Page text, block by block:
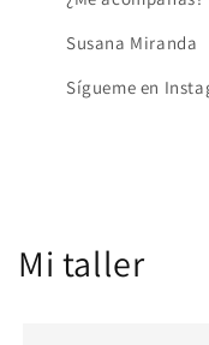
Susana Miranda
Sígueme en
Mi taller